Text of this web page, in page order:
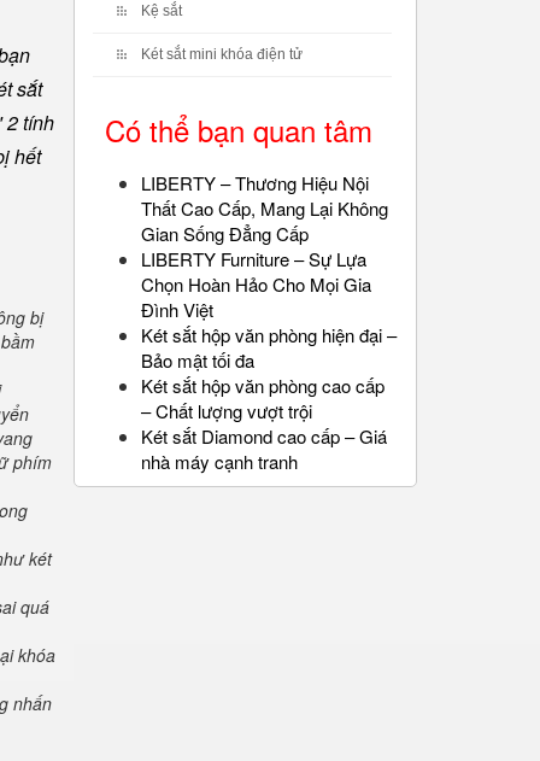
sắt
2 tính
hết
bị
phím
két
quá
khóa
nhấn
Kệ sắt
Két sắt mini khóa điện tử
Có thể bạn quan tâm
LIBERTY – Thương Hiệu Nội
Thất Cao Cấp, Mang Lại Không
Gian Sống Đẳng Cấp
LIBERTY Furniture – Sự Lựa
Chọn Hoàn Hảo Cho Mọi Gia
Đình Việt
Két sắt hộp văn phòng hiện đại –
Bảo mật tối đa
Két sắt hộp văn phòng cao cấp
– Chất lượng vượt trội
Két sắt Diamond cao cấp – Giá
nhà máy cạnh tranh